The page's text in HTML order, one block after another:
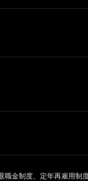
金制度、定年再雇用制